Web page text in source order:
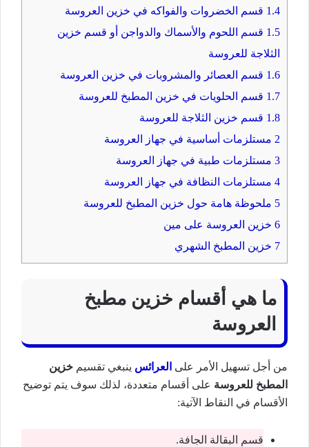
1.4 قسم الخضروات والفواكه في خزين العروسة
1.5 قسم اللحوم والأسماك والدواجن أو قسم خزين
الثلاجة للعروسة
1.6 قسم العصائر والمشروبات في خزين العروسة
1.7 قسم الحلويات في خزين المطبخ للعروسة
1.8 قسم خزين الثلاجة للعروسة
2 مستلزمات أساسية في جهاز العروسة
3 مستلزمات طبية في جهاز العروسة
4 مستلزمات النظافة في جهاز العروسة
5 ملحوظة هامة حول خزين المطبخ للعروسة
6 خزين العروسة على مين
7 خزين المطبخ الشهري
ما هي أقسام خزين مطبخ
العروسة
من أجل تسهيل الأمر على العرائس ينبغي تقسيم خزين
المطبخ للعروسة على أقسام متعددة، لذلك سوف يتم توضيح
الأقسام في النقاط الآتية:
قسم البقالة الجافة.